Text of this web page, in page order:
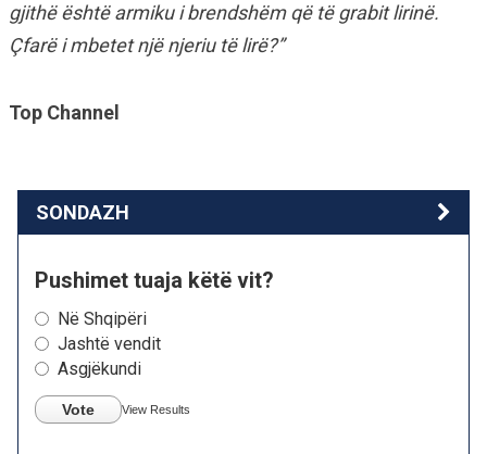
gjithë është armiku i brendshëm që të grabit lirinë.
Çfarë i mbetet një njeriu të lirë?”
Top Channel
SONDAZH
Pushimet tuaja këtë vit?
Në Shqipëri
Jashtë vendit
Asgjëkundi
Vote View Results